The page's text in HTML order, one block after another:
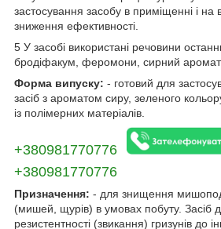
застосування засобу в приміщенні і на
зниження ефективності.
5 У засобі використані речовини
бродіфакум, феромони, сирний
Форма випуску: - готовий для
засіб з ароматом сиру, зеленого
із полімерних матеріалів.
+380981770776
+380981770776
Призначення: - для знищення
(мишей, щурів) в умовах побуту. Засіб
резистентності (звикання) гризунів до